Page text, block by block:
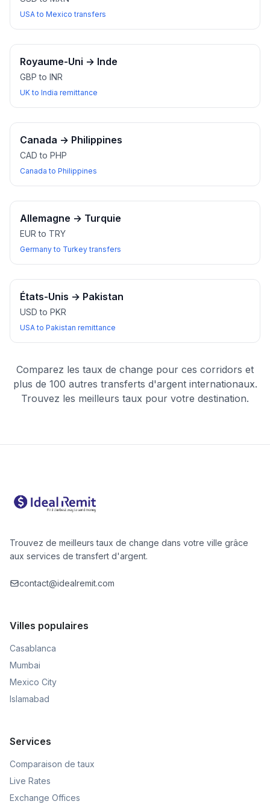
USA to Mexico transfers
Royaume-Uni → Inde
GBP to INR
UK to India remittance
Canada → Philippines
CAD to PHP
Canada to Philippines
Allemagne → Turquie
EUR to TRY
Germany to Turkey transfers
États-Unis → Pakistan
USD to PKR
USA to Pakistan remittance
Comparez les taux de change pour ces corridors et
plus de 100 autres transferts d'argent internationaux.
Trouvez les meilleurs taux pour votre destination.
Trouvez de meilleurs taux de change dans votre ville grâce
aux services de transfert d'argent.
contact@idealremit.com
Villes populaires
Casablanca
Mumbai
Mexico City
Islamabad
Services
Comparaison de taux
Live Rates
Exchange Offices